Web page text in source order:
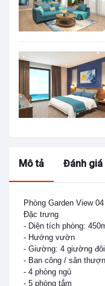
Mô tả Đánh giá
Phòng Garden View
Đặc trưng
- Diện tích phòng:
- Hướng vườn
- Giường: 4 giường đôi
- Ban công / sân
- 4 phòng ngủ
- 5 phòng tắm